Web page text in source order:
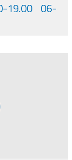
19.00 06-